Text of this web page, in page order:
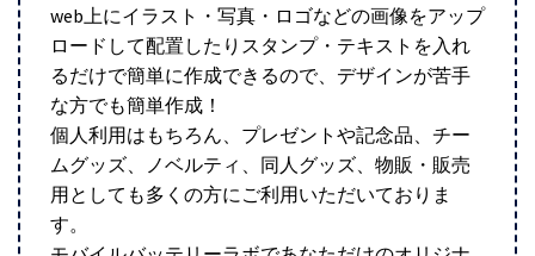
web上にイラスト・写真・ロゴなどの画像をアップ
ロードして配置したりスタンプ・テキストを入れ
るだけで簡単に作成できるので、デザインが苦手
な方でも簡単作成！
個人利用はもちろん、プレゼントや記念品、チー
ムグッズ、ノベルティ、同人グッズ、物販・販売
用としても多くの方にご利用いただいておりま
す。